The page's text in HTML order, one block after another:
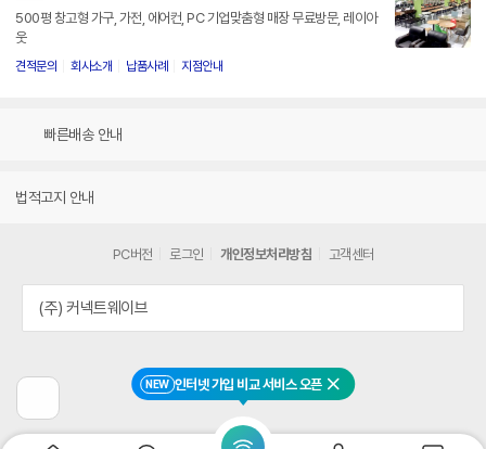
NEW 인터넷 가입 비교 서비스 오픈 닫기
500평 창고형 가구, 가전, 에어컨, PC 기업맞춤형 매장 무료방문, 레이아
웃
견적문의 회사소개 납품사례 지점안내
빠른배송 안내
법적고지 안내
전
페
PC버전 로그인 개인정보처리방침 고객센터
(주) 커넥트웨이브